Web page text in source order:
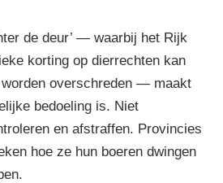
de deur’ — waarbij het Rijk
korting op dierrechten kan
overschreden — maakt
bedoeling is. Niet
en afstraffen. Provincies
hoe ze hun boeren dwingen